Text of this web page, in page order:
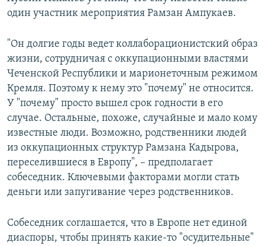
один участник мероприятия Рамзан Ампукаев.
"Он долгие годы ведет коллаборационистский образ
жизни, сотрудничая с оккупационными властями
Чеченской Республики и марионеточным режимом
Кремля. Поэтому к нему это "почему" не относится.
У "почему" просто вышел срок годности в его
случае. Остальные, похоже, случайные и мало кому
известные люди. Возможно, родственники людей
из оккупационных структур Рамзана Кадырова,
переселившиеся в Европу", – предполагает
собеседник. Ключевыми факторами могли стать
деньги или запугивание через родственников.
Собеседник соглашается, что в Европе нет единой
диаспоры, чтобы принять какие-то "осудительные"